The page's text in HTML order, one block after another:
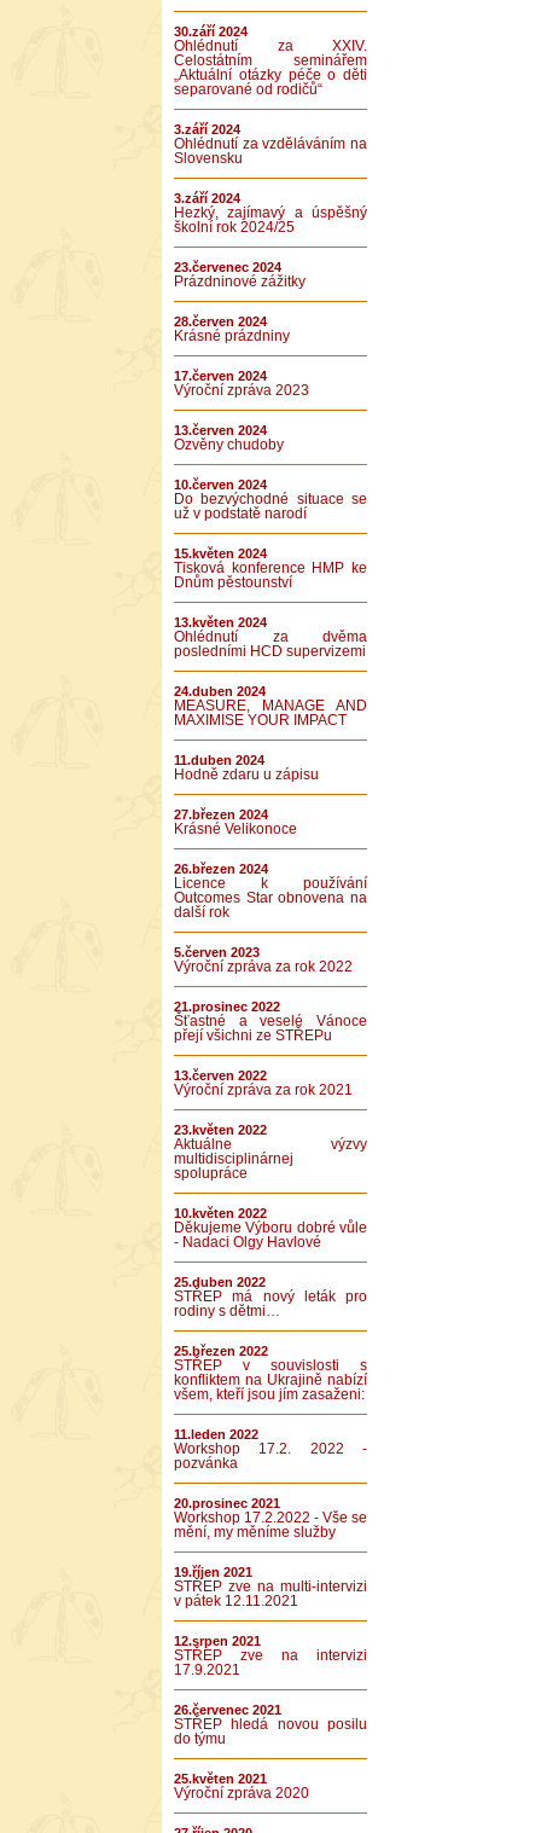
30.září 2024
Ohlédnutí za XXIV.
Celostátním seminářem
„Aktuální otázky péče o děti
separované od rodičů“
3.září 2024
Ohlédnutí za vzděláváním na
Slovensku
3.září 2024
Hezký, zajímavý a úspěšný
školní rok 2024/25
23.červenec 2024
Prázdninové zážitky
28.červen 2024
Krásné prázdniny
17.červen 2024
Výroční zpráva 2023
13.červen 2024
Ozvěny chudoby
10.červen 2024
Do bezvýchodné situace se
už v podstatě narodí
15.květen 2024
Tisková konference HMP ke
Dnům pěstounství
13.květen 2024
Ohlédnutí za dvěma
posledními HCD supervizemi
24.duben 2024
MEASURE, MANAGE AND
MAXIMISE YOUR IMPACT
11.duben 2024
Hodně zdaru u zápisu
27.březen 2024
Krásné Velikonoce
26.březen 2024
Licence k používání
Outcomes Star obnovena na
další rok
5.červen 2023
Výroční zpráva za rok 2022
21.prosinec 2022
Šťastné a veselé Vánoce
přejí všichni ze STŘEPu
13.červen 2022
Výroční zpráva za rok 2021
23.květen 2022
Aktuálne výzvy
multidisciplinárnej
spolupráce
10.květen 2022
Děkujeme Výboru dobré vůle
- Nadaci Olgy Havlové
25.duben 2022
STŘEP má nový leták pro
rodiny s dětmi…
25.březen 2022
STŘEP v souvislosti s
konfliktem na Ukrajině nabízí
všem, kteří jsou jím zasaženi:
11.leden 2022
Workshop 17.2. 2022 -
pozvánka
20.prosinec 2021
Workshop 17.2.2022 - Vše se
mění, my měníme služby
19.říjen 2021
STŘEP zve na multi-intervizi
v pátek 12.11.2021
12.srpen 2021
STŘEP zve na intervizi
17.9.2021
26.červenec 2021
STŘEP hledá novou posilu
do týmu
25.květen 2021
Výroční zpráva 2020